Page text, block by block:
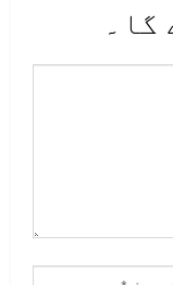
گا۔